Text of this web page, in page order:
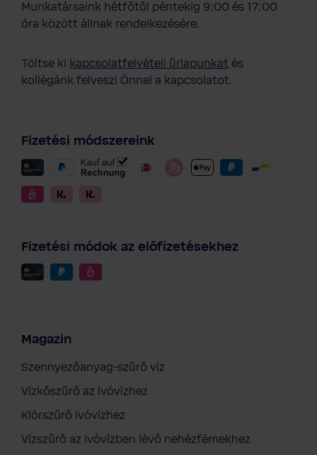
BWT „Change the World” póló - Nőknek
Munkatársaink hétfőtől péntekig 9:00 és 17:00
óra között állnak rendelkezésére.
Töltse ki kapcsolatfelvételi űrlapunkat és
kollégánk felveszi Önnel a kapcsolatot.
Fizetési módszereink
Fizetési módok az előfizetésekhez
Magazin
Szennyezőanyag-szűrő víz
Vízkőszűrő az ivóvízhez
Klórszűrő ivóvízhez
Vízszűrő az ivóvízben lévő nehézfémekhez